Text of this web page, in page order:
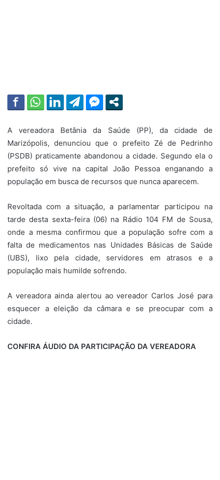
A vereadora Betânia da Saúde (PP), da cidade de
Marizópolis, denunciou que o prefeito Zé de Pedrinho
(PSDB) praticamente abandonou a cidade. Segundo ela o
prefeito só vive na capital João Pessoa enganando a
população em busca de recursos que nunca aparecem.
Revoltada com a situação, a parlamentar participou na
tarde desta sexta-feira (06) na Rádio 104 FM de Sousa,
onde a mesma confirmou que a população sofre com a
falta de medicamentos nas Unidades Básicas de Saúde
(UBS), lixo pela cidade, servidores em atrasos e a
população mais humilde sofrendo.
A vereadora ainda alertou ao vereador Carlos José para
esquecer a eleição da câmara e se preocupar com a
cidade.
CONFIRA ÁUDIO DA PARTICIPAÇÃO DA VEREADORA